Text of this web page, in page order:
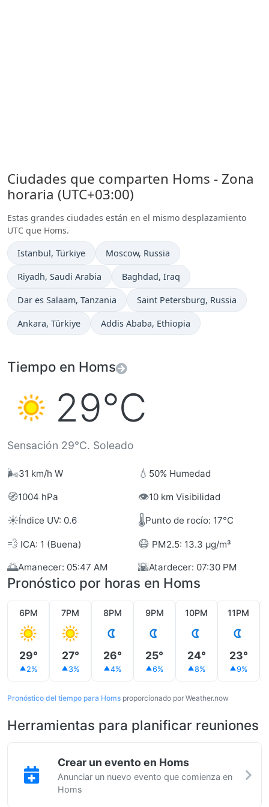
Ciudades que comparten Homs - Zona
horaria (UTC+03:00)
Estas grandes ciudades están en el mismo desplazamiento
UTC que Homs.
Hora actual en
Istanbul, Türkiye Hora actual en
Moscow, Russia
Hora actual en
Riyadh, Saudi Arabia Hora actual en
Baghdad, Iraq
Hora actual en
Dar es Salaam, Tanzania Hora actual en
Saint Petersburg, Russia
Hora actual en
Ankara, Türkiye Hora actual en
Addis Ababa, Ethiopia
Tiempo en Homs
29°C
Sensación 29°C. Soleado
🌬️31 km/h W 💧 50% Humedad
🧭1004 hPa 👁️10 km Visibilidad
☀️Índice UV: 0.6 🌡️Punto de rocío: 17°C
💨 ICA: 1 (Buena) 😷 PM2.5: 13.3 µg/m³
🌅Amanecer: 05:47 AM 🌇Atardecer: 07:30 PM
Pronóstico por horas en Homs
6PM
29°
2%
7PM
27°
3%
8PM
26°
4%
9PM
25°
6%
10PM
24°
8%
11PM
23°
9%
Pronóstico del tiempo para Homs proporcionado por Weather.now
Herramientas para planificar reuniones
Crear un evento en Homs
Anunciar un nuevo evento que comienza en
Homs